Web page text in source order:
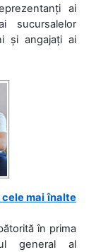
ai
sucursalelor
și angajați ai
mai înalte
în prima
general al